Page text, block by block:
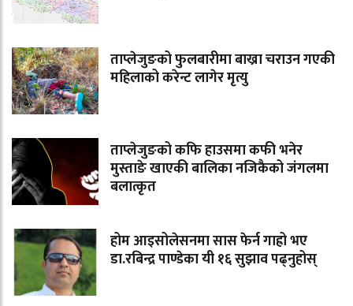
ताप्लेजुङको फुलबारीमा बाख्रा चराउन गएकी
महिलाको करेन्ट लागेर मृत्यु
ताप्लेजुङको कफि हाउसमा कफी भनेर
मुस्ताङे खाएकी बालिका नजिकैको जंगलमा
बलात्कृत
होम आइसोलेसनमा सास फेर्न गाह्रो भए
डा.रबिन्द्र पाण्डेका यी १६ सुझाव पढ्नुहोस्